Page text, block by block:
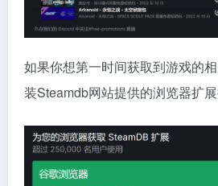
如果你想第一时间获取到游戏的
装Steamdb网站提供的浏览器扩